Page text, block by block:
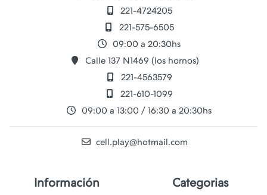
221-4724205
221-575-6505
09:00 a 20:30hs
Calle 137 N1469 (los hornos)
221-4563579
221-610-1099
09:00 a 13:00 / 16:30 a 20:30hs
cell.play@hotmail.com
Información Categorias